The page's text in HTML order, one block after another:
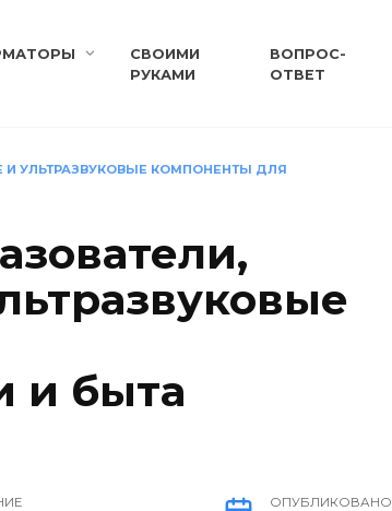
СВОИМИ
РУКАМИ
ВОПРОС-
ОТВЕТ
И УЛЬТРАЗВУКОВЫЕ КОМПОНЕНТЫ ДЛЯ
и быта
ОПУБЛИКОВАНО